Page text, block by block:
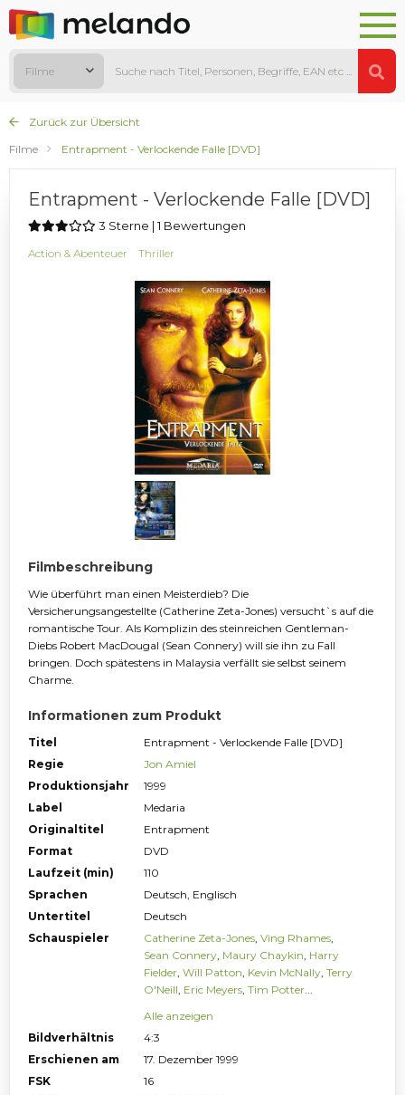
Filme
Zurück zur Übersicht
Filme
Entrapment - Verlockende Falle [DVD]
Entrapment - Verlockende Falle [DVD]
3 Sterne | 1 Bewertungen
Action & Abenteuer Thriller
Filmbeschreibung
Wie überführt man einen Meisterdieb? Die
Versicherungsangestellte (Catherine Zeta-Jones) versucht`s auf die
romantische Tour. Als Komplizin des steinreichen Gentleman-
Diebs Robert MacDougal (Sean Connery) will sie ihn zu Fall
bringen. Doch spätestens in Malaysia verfällt sie selbst seinem
Charme.
Informationen zum Produkt
Titel
Entrapment - Verlockende Falle [DVD]
Regie
Jon Amiel
Produktionsjahr
1999
Label
Medaria
Originaltitel
Entrapment
Format
DVD
Laufzeit (min)
110
Sprachen
Deutsch, Englisch
Untertitel
Deutsch
Schauspieler
Catherine Zeta-Jones, Ving Rhames,
Sean Connery, Maury Chaykin, Harry
Fielder, Will Patton, Kevin McNally, Terry
O'Neill, Eric Meyers, Tim Potter...
Alle anzeigen
Bildverhältnis
4:3
Erschienen am
17. Dezember 1999
FSK
16